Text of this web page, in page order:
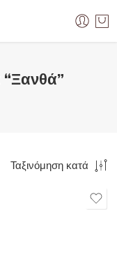
“Ξανθά”
Ταξινόμηση κατά